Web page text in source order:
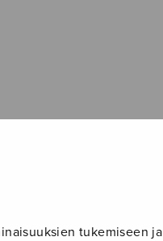
tukemiseen ja